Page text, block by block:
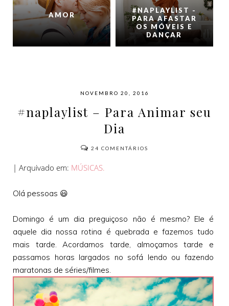
AMOR
#NAPLAYLIST -
PARA AFASTAR
OS MÓVEIS E
DANÇAR
NOVEMBRO 20, 2016
#naplaylist – Para Animar seu
Dia
24 COMENTÁRIOS
| Arquivado em: MÚSICAS.
Olá pessoas 😃
Domingo é um dia preguiçoso não é mesmo? Ele é
aquele dia nossa rotina é quebrada e fazemos tudo
mais tarde. Acordamos tarde, almoçamos tarde e
passamos horas largados no sofá lendo ou fazendo
maratonas de séries/filmes.